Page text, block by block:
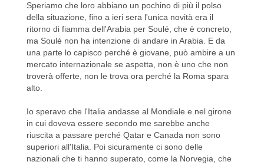
Speriamo che loro abbiano un pochino di più il polso
della situazione, fino a ieri sera l'unica novità era il
ritorno di fiamma dell'Arabia per Soulé, che è concreto,
ma Soulé non ha intenzione di andare in Arabia. E da
una parte lo capisco perché è giovane, può ambire a un
mercato internazionale se aspetta, non è uno che non
troverà offerte, non le trova ora perché la Roma spara
alto.
Io speravo che l'Italia andasse al Mondiale e nel girone
in cui doveva essere secondo me sarebbe anche
riuscita a passare perché Qatar e Canada non sono
superiori all'Italia. Poi sicuramente ci sono delle
nazionali che ti hanno superato, come la Norvegia, che